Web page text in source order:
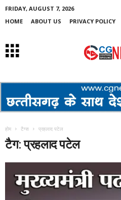
FRIDAY, AUGUST 7, 2026
HOME
ABOUT US PRIVACY POLICY
होम टैग्स प्रहलाद पटेल
टैग: प्रहलाद पटेल